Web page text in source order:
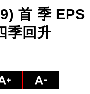
首季EPS
季回升